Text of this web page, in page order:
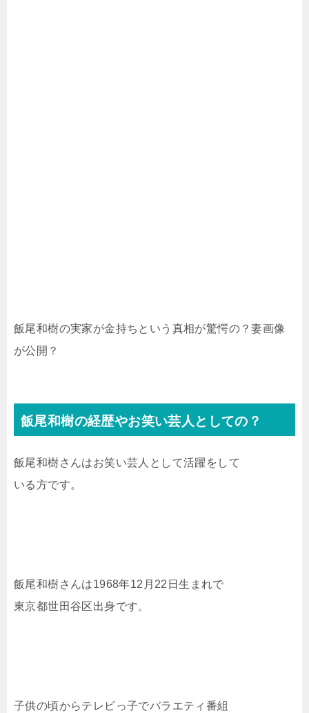
飯尾和樹の実家が金持ちという真相が驚愕の？妻画像
が公開？
飯尾和樹の経歴やお笑い芸人としての？
飯尾和樹さんはお笑い芸人として活躍をして
いる方です。
飯尾和樹さんは1968年12月22日生まれで
東京都世田谷区出身です。
子供の頃からテレビっ子でバラエティ番組